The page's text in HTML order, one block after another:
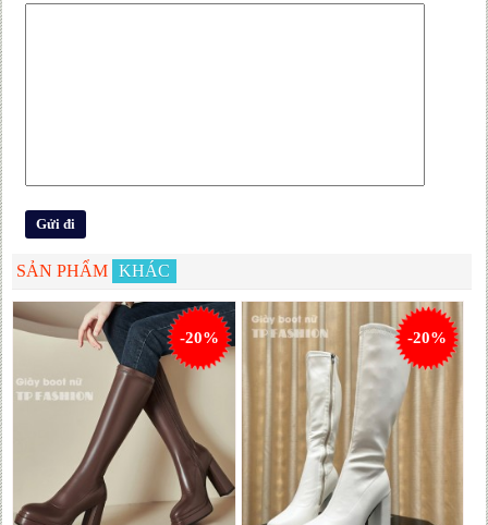
SẢN PHẨM KHÁC
-20% -20%